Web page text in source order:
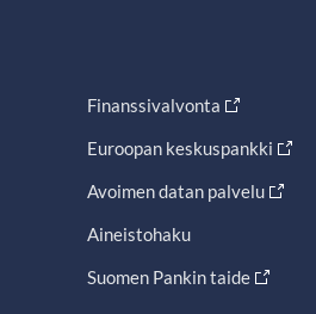
Finanssivalvonta
Euroopan keskuspankki
Avoimen datan palvelu
Aineistohaku
Suomen Pankin taide